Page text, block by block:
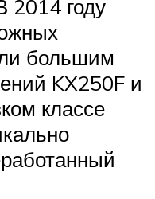
2014 году
большим
KX250F и
классе